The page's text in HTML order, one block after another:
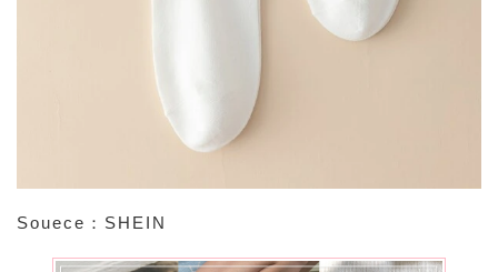
Souece：SHEIN